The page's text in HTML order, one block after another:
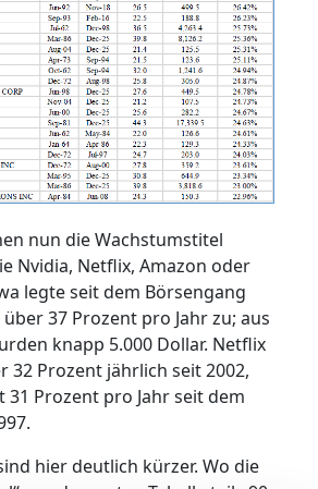
nun die Wachstumstitel
Nvidia, Netflix, Amazon oder
legte seit dem Börsengang
37 Prozent pro Jahr zu; aus
knapp 5.000 Dollar. Netflix
32 Prozent jährlich seit 2002,
31 Prozent pro Jahr seit dem
hier deutlich kürzer. Wo die